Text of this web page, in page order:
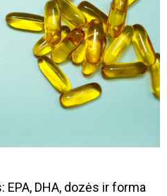
DHA, dozės ir forma